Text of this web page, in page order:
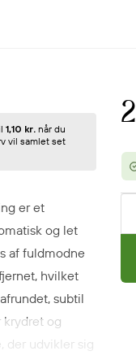
1,10 kr.når du
vil samlet set
er et
og let
af fuldmodne
hvilket
subtil
krydret og
der udvikler sig